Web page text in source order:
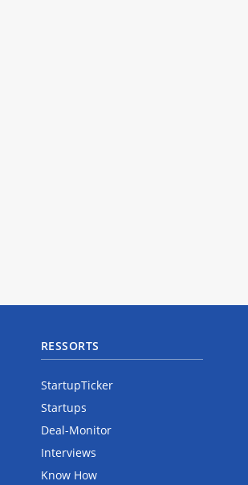
RESSORTS
StartupTicker
Startups
Deal-Monitor
Interviews
Know How